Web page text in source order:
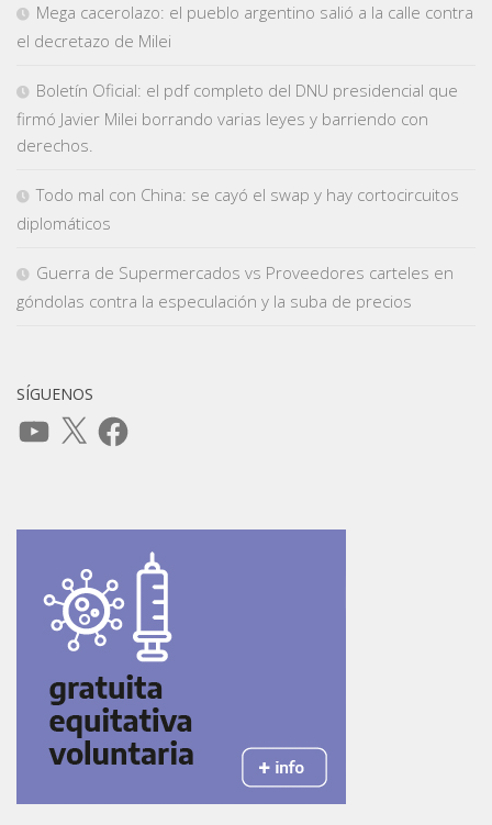
Mega cacerolazo: el pueblo argentino salió a la calle contra
el decretazo de Milei
Boletín Oficial: el pdf completo del DNU presidencial que
firmó Javier Milei borrando varias leyes y barriendo con
derechos.
Todo mal con China: se cayó el swap y hay cortocircuitos
diplomáticos
Guerra de Supermercados vs Proveedores carteles en
góndolas contra la especulación y la suba de precios
SÍGUENOS
YouTube
X Facebook